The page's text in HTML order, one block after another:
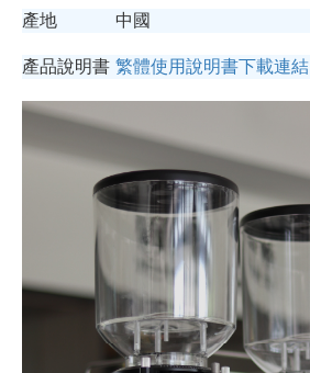
產地 中國
產品說明書 繁體使用說明書下載連結